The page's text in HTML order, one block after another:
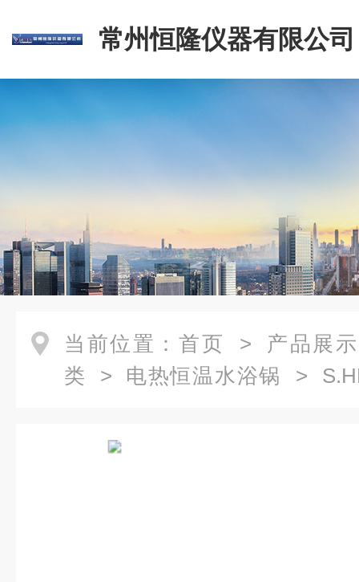
常州恒隆仪器有限公司
当前位置： 首页 > 产品展示
类 > 电热恒温水浴锅 >